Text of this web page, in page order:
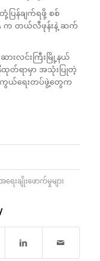
ြန်ချက်ရဖို့ စစ်
က တယ်လီဖုန်းနဲ့ ဆက်
ားလင်းကြီးမြို့နယ်
ထုတ်ရာမှာ အသုံးပြုတဲ့
ယ်ရေးတပ်ဖွဲ့တွေက
းချိုးဖောက်မှုများ